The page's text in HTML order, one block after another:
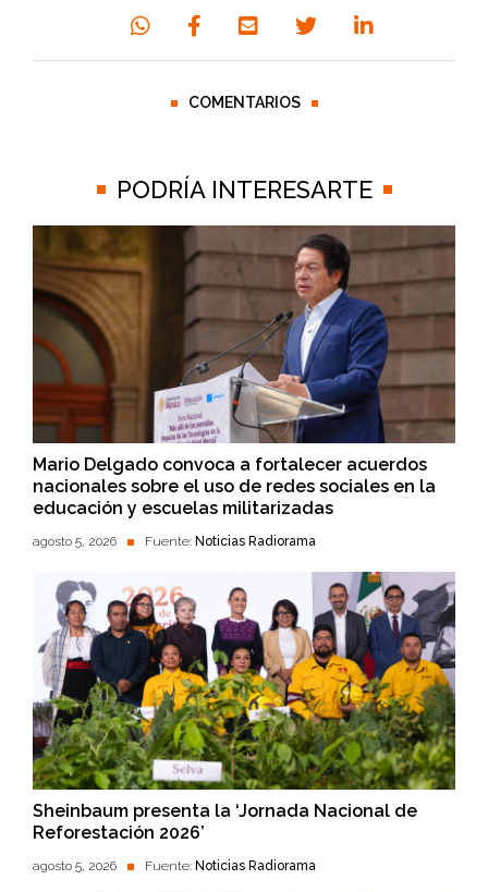
COMENTARIOS
PODRÍA INTERESARTE
Mario Delgado convoca a fortalecer acuerdos
nacionales sobre el uso de redes sociales en la
educación y escuelas militarizadas
agosto 5, 2026 Fuente: Noticias Radiorama
Sheinbaum presenta la ‘Jornada Nacional de
Reforestación 2026’
agosto 5, 2026 Fuente: Noticias Radiorama